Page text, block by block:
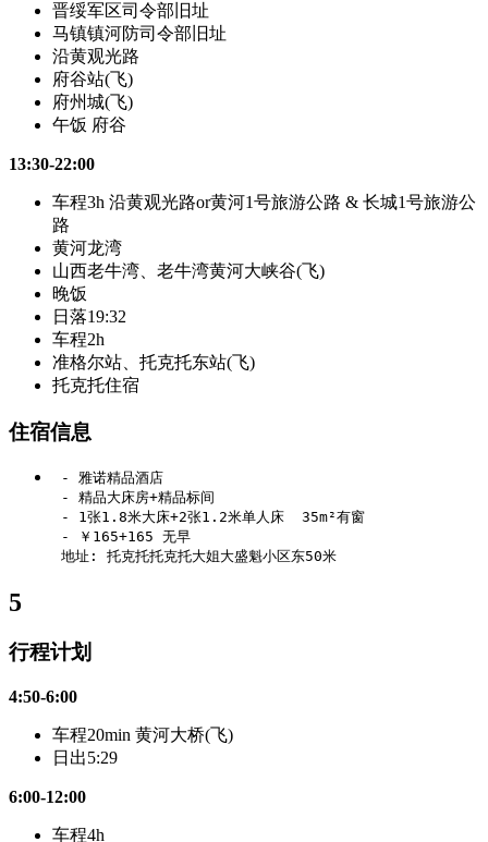
晋绥军区司令部旧址
马镇镇河防司令部旧址
沿黄观光路
府谷站(飞)
府州城(飞)
午饭 府谷
13:30-22:00
车程3h 沿黄观光路or黄河1号旅游公路 & 长城1号旅游公
路
黄河龙湾
山西老牛湾、老牛湾黄河大峡谷(飞)
晚饭
日落19:32
车程2h
准格尔站、托克托东站(飞)
托克托住宿
住宿信息
- 雅诺精品酒店
- 精品大床房+精品标间
- 1张1.8米大床+2张1.2米单人床  35m²有窗
- ￥165+165 无早
5
行程计划
4:50-6:00
车程20min 黄河大桥(飞)
日出5:29
6:00-12:00
车程4h